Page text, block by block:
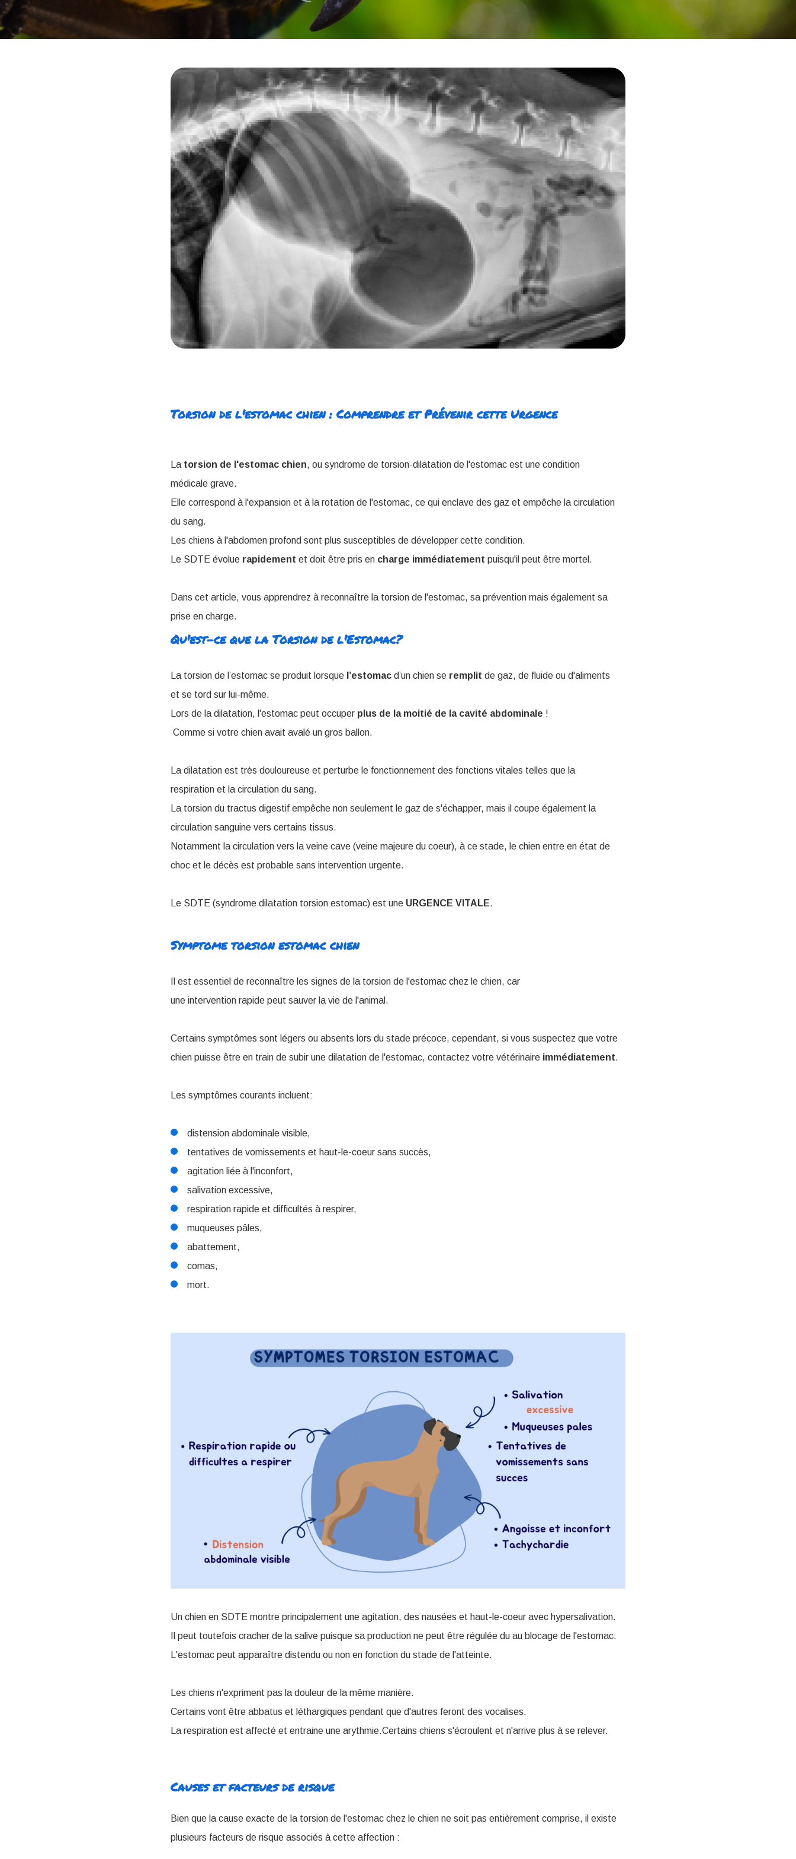
Torsion de l'estomac chien : Comprendre et Prévenir cette Urgence
La torsion de l'estomac chien, ou syndrome de torsion-dilatation de l'estomac est une condition
médicale grave.
Elle correspond à l'expansion et à la rotation de l'estomac, ce qui enclave des gaz et empêche la circulation
du sang.
Les chiens à l'abdomen profond sont plus susceptibles de développer cette condition.
Le SDTE évolue rapidement et doit être pris en charge immédiatement puisqu'il peut être mortel.
Dans cet article, vous apprendrez à reconnaître la torsion de l'estomac, sa prévention mais également sa
prise en charge.
Qu'est-ce que la Torsion de l'Estomac?
La torsion de l’estomac se produit lorsque l’estomac d’un chien se remplit de gaz, de fluide ou d'aliments
et se tord sur lui-même.
Lors de la dilatation, l'estomac peut occuper plus de la moitié de la cavité abdominale !
Comme si votre chien avait avalé un gros ballon.
La dilatation est très douloureuse et perturbe le fonctionnement des fonctions vitales telles que la
respiration et la circulation du sang.
La torsion du tractus digestif empêche non seulement le gaz de s'échapper, mais il coupe également la
circulation sanguine vers certains tissus.
Notamment la circulation vers la veine cave (veine majeure du coeur), à ce stade, le chien entre en état de
choc et le décès est probable sans intervention urgente.
Le SDTE (syndrome dilatation torsion estomac) est une URGENCE VITALE.
Symptome torsion estomac chien
Il est essentiel de reconnaître les signes de la torsion de l'estomac chez le chien, car
une intervention rapide peut sauver la vie de l'animal.
Certains symptômes sont légers ou absents lors du stade précoce, cependant, si vous suspectez que votre
chien puisse être en train de subir une dilatation de l'estomac, contactez votre vétérinaire immédiatement.
Les symptômes courants incluent:
distension abdominale visible,
tentatives de vomissements et haut-le-coeur sans succès,
agitation liée à l'inconfort,
salivation excessive,
respiration rapide et difficultés à respirer,
muqueuses pâles,
abattement,
comas,
mort.
Un chien en SDTE montre principalement une agitation, des nausées et haut-le-coeur avec hypersalivation.
Il peut toutefois cracher de la salive puisque sa production ne peut être régulée du au blocage de l'estomac.
L'estomac peut apparaître distendu ou non en fonction du stade de l'atteinte.
Les chiens n'expriment pas la douleur de la même manière.
Certains vont être abbatus et léthargiques pendant que d'autres feront des vocalises.
La respiration est affecté et entraine une arythmie.Certains chiens s'écroulent et n'arrive plus à se relever.
Causes et facteurs de risque
Bien que la cause exacte de la torsion de l'estomac chez le chien ne soit pas entièrement comprise, il existe
plusieurs facteurs de risque associés à cette affection :